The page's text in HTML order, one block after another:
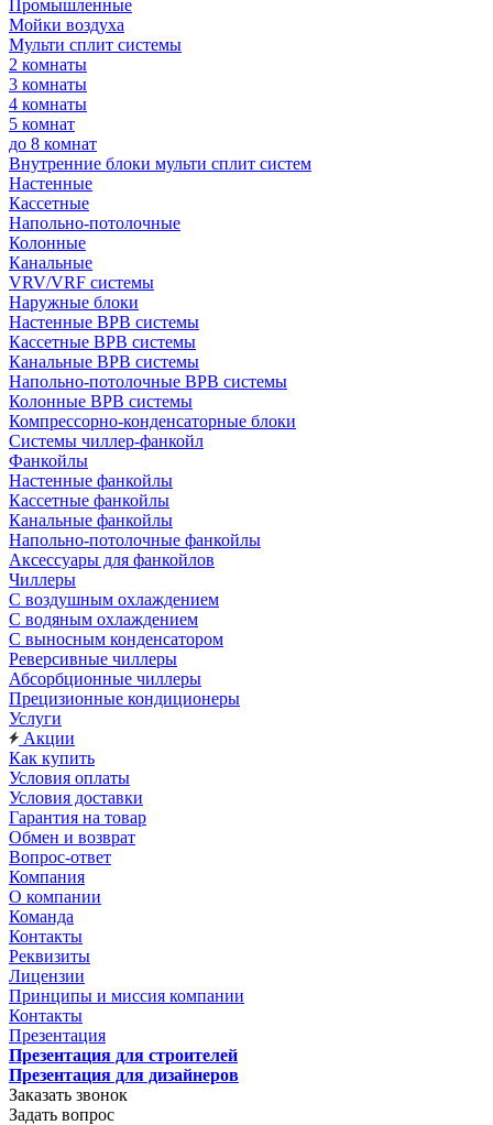
Промышленные
Мойки воздуха
Мульти сплит системы
2 комнаты
3 комнаты
4 комнаты
5 комнат
до 8 комнат
Внутренние блоки мульти сплит систем
Настенные
Кассетные
Напольно-потолочные
Колонные
Канальные
VRV/VRF системы
Наружные блоки
Настенные ВРВ системы
Кассетные ВРВ системы
Канальные ВРВ системы
Напольно-потолочные ВРВ системы
Колонные ВРВ системы
Компрессорно-конденсаторные блоки
Системы чиллер-фанкойл
Фанкойлы
Настенные фанкойлы
Кассетные фанкойлы
Канальные фанкойлы
Напольно-потолочные фанкойлы
Аксессуары для фанкойлов
Чиллеры
С воздушным охлаждением
С водяным охлаждением
С выносным конденсатором
Реверсивные чиллеры
Абсорбционные чиллеры
Прецизионные кондиционеры
Услуги
Акции
Как купить
Условия оплаты
Условия доставки
Гарантия на товар
Обмен и возврат
Вопрос-ответ
Компания
О компании
Команда
Контакты
Реквизиты
Лицензии
Принципы и миссия компании
Контакты
Презентация
Презентация для строителей
Презентация для дизайнеров
Заказать звонок
Задать вопрос